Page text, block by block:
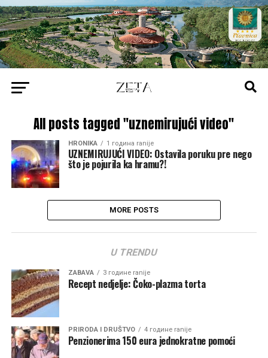
All posts tagged "uznemirujući video"
HRONIKA 1 година ranije
UZNEMIRUJUĆI VIDEO: Ostavila poruku pre nego
što je pojurila ka hramu?!
MORE POSTS
U TRENDU
ZABAVA 3 године ranije
Recept nedjelje: Čoko-plazma torta
PRIRODA I DRUŠTVO 4 године ranije
Penzionerima 150 eura jednokratne pomoći